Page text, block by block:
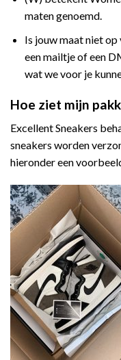
maten genoemd.
Is jouw maat niet
een mailtje of een
wat we voor je
Hoe ziet mijn
Excellent Sneakers
sneakers worden
hieronder een